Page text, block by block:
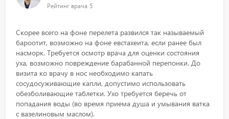
Рейтинг врача 5
Скорее всего на фоне перелета развился так называемый
бароотит, возможно на фоне евстахеита, если ранее был
насморк. Требуется осмотр врача для оценки состояния
уха, возможно повреждение барабанной перепонки. До
визита ко врачу в нос необходимо капать
сосудосуживающие капли, допустимо использовать
обезболивающие таблетки. Ухо требуется беречь от
попадания воды (во время приема душа и умывания ватка
с вазелиновым маслом).